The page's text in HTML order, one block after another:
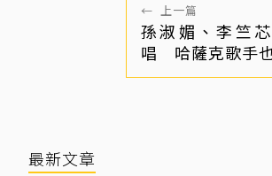
← 上一篇
孫淑媚、李竺
唱 哈薩克歌手
最新文章